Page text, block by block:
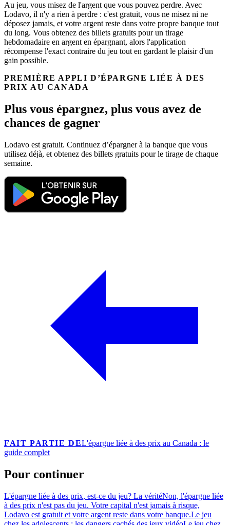
Au jeu, vous misez de l'argent que vous pouvez perdre. Avec
Lodavo, il n'y a rien à perdre : c'est gratuit, vous ne misez ni ne
déposez jamais, et votre argent reste dans votre propre banque tout
du long. Vous obtenez des billets gratuits pour un tirage
hebdomadaire en argent en épargnant, alors l'application
récompense l'exact contraire du jeu tout en gardant le plaisir d'un
gain possible.
PREMIÈRE APPLI D’ÉPARGNE LIÉE À DES
PRIX AU CANADA
Plus vous épargnez, plus vous avez de
chances de gagner
Lodavo est gratuit. Continuez d’épargner à la banque que vous
utilisez déjà, et obtenez des billets gratuits pour le tirage de chaque
semaine.
FAIT PARTIE DEL'épargne liée à des prix au Canada : le
guide complet
Pour continuer
L'épargne liée à des prix, est-ce du jeu? La véritéNon, l'épargne liée
à des prix n'est pas du jeu. Votre capital n'est jamais à risque,
Lodavo est gratuit et votre argent reste dans votre banque.Le jeu